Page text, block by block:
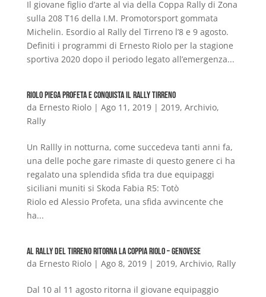
Il giovane figlio d’arte al via della Coppa Rally di Zona
sulla 208 T16 della I.M. Promotorsport gommata
Michelin. Esordio al Rally del Tirreno l’8 e 9 agosto.
Definiti i programmi di Ernesto Riolo per la stagione
sportiva 2020 dopo il periodo legato all’emergenza...
Riolo piega Profeta e conquista il Rally Tirreno
da Ernesto Riolo| Ago 11, 2019| 2019, Archivio,
Rally
Un Rallly in notturna, come succedeva tanti anni fa,
una delle poche gare rimaste di questo genere ci ha
regalato una splendida sfida tra due equipaggi
siciliani muniti si Skoda Fabia R5: Totò
Riolo ed Alessio Profeta, una sfida avvincente che
ha...
Al Rally del Tirreno ritorna la coppia Riolo – Genovese
da Ernesto Riolo| Ago 8, 2019| 2019, Archivio, Rally
Dal 10 al 11 agosto ritorna il giovane equipaggio